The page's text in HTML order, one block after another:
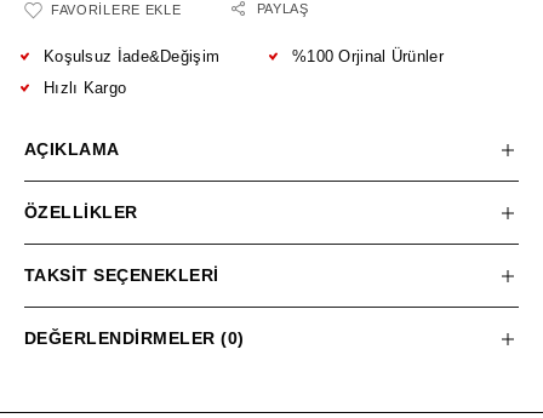
FAVORILERE EKLE PAYLAŞ
Koşulsuz İade&Değişim
Hızlı Kargo
%100 Orjinal Ürünler
AÇIKLAMA
ÖZELLIKLER
TAKSIT SEÇENEKLERI
DEĞERLENDIRMELER (0)